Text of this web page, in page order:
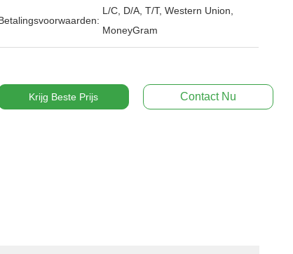
L/C, D/A, T/T, Western Union,
MoneyGram
Krijg Beste Prijs Contact Nu